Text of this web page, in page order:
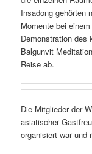
Insadong gehörten
Momente bei
Demonstration des
Balgunvit
Reise ab.
Die Mitglieder der
asiatischer
organisiert war und